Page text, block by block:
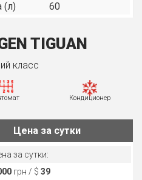
(л)
60
TIGUAN
класс
Кондиционер
Цена за сутки
за сутки:
грн / $ 39